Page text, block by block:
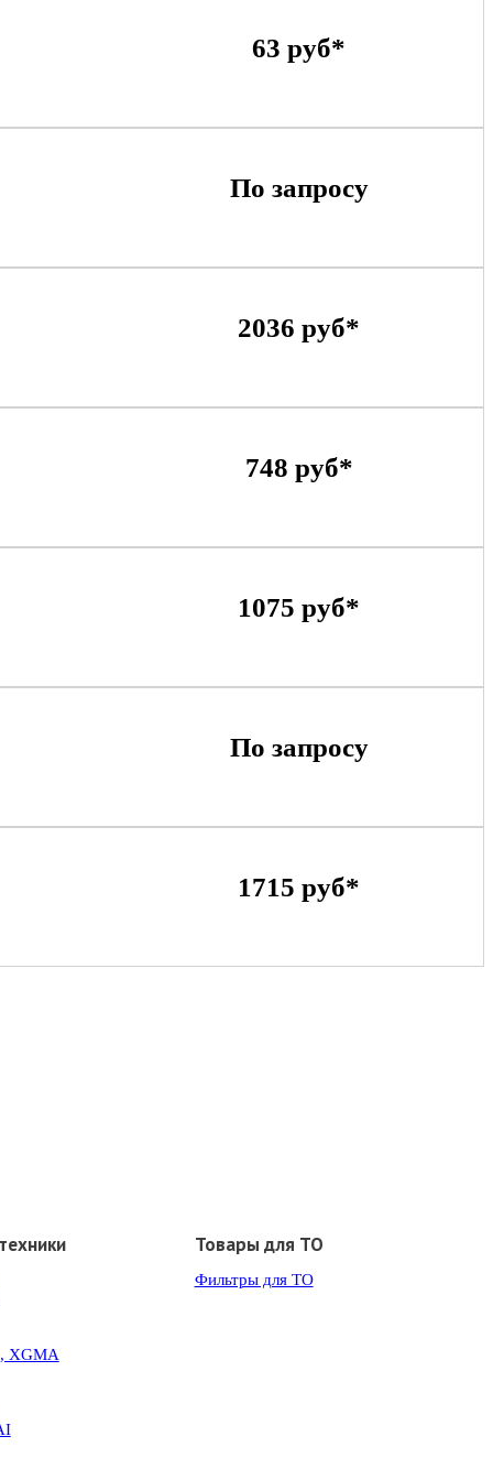
63 руб*
По запросу
2036 руб*
748 руб*
1075 руб*
По запросу
1715 руб*
XGMA
Товары для ТО
Фильтры для ТО